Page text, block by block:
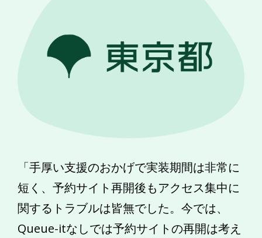
「手厚い支援のおかげで実装期間は非常に
短く、予約サイト再開後もアクセス集中に
関するトラブルは皆無でした。今では、
Queue-itなしでは予約サイトの再開は考え